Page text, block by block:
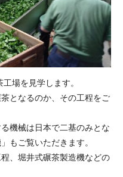
場を見学します。
となるのか、その工程をご
機械は日本で二基のみとな
もご覧いただきます。
、堀井式碾茶製造機などの